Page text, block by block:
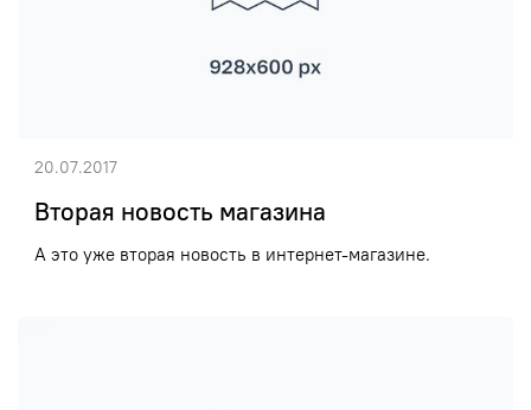
Вторая новость магазина
А это уже вторая новость в интернет-магазине.
20.07.2017